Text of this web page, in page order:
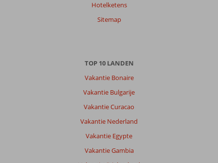
Hotelketens
Sitemap
TOP 10 LANDEN
Vakantie Bonaire
Vakantie Bulgarije
Vakantie Curacao
Vakantie Nederland
Vakantie Egypte
Vakantie Gambia